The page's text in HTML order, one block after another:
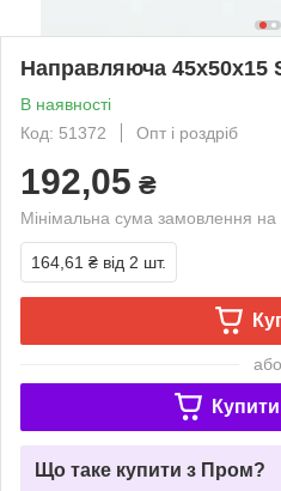
Направляюча 45х50х15
В наявності
Код: 51372
Опт і роздріб
192,05 ₴
Мінімальна сума замовлення
164,61 ₴ від 2 шт.
або
Що таке купити з Пром?